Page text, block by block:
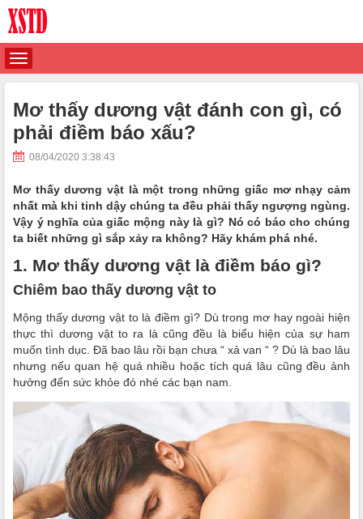
Mơ thấy dương vật đánh con gì, có
phải điềm báo xấu?
08/04/2020 3:38:43
Mơ thấy dương vật là một trong những giấc mơ nhạy cảm
nhất mà khi tinh dậy chúng ta đều phải thấy ngượng ngùng.
Vậy ý nghĩa của giấc mộng này là gì? Nó có báo cho chúng
ta biết những gì sắp xảy ra không? Hãy khám phá nhé.
1. Mơ thấy dương vật là điềm báo gì?
Chiêm bao thấy dương vật to
Mộng thấy dương vật to là điềm gì? Dù trong mơ hay ngoài hiện
thực thì dương vật to ra là cũng đều là biểu hiện của sự ham
muốn tình dục. Đã bao lâu rồi bạn chưa “ xả van “ ? Dù là bao lâu
nhưng nếu quan hệ quá nhiều hoặc tích quá lâu cũng đều ảnh
hưởng đến sức khỏe đó nhé các bạn nam.